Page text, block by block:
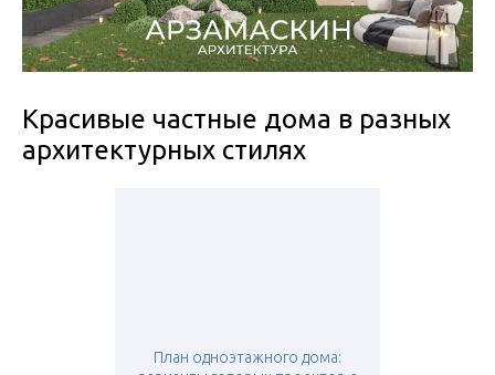
Красивые частные дома в разных
архитектурных стилях
План одноэтажного дома: